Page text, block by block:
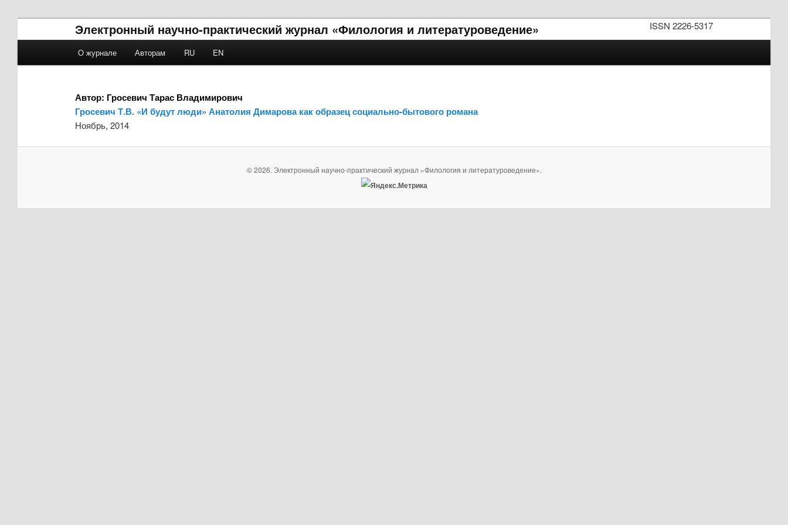
ISSN 2226-5317
Электронный научно-практический журнал «Филология и литературоведение»
Skip to primary content
Skip to secondary content
О журнале Авторам RU EN
Автор: Гросевич Тарас Владимирович
Гросевич Т.В. «И будут люди» Анатолия Димарова как образец социально-бытового романа
Ноябрь, 2014
© 2026. Электронный научно-практический журнал «Филология и литературоведение».